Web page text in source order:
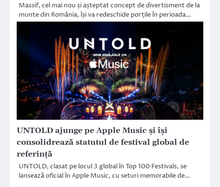
Massif, cel mai nou și așteptat concept de divertisment de la
munte din România, își va redeschide porțile în perioada…
UNTOLD ajunge pe Apple Music și își
consolidrează statutul de festival global de
referință
UNTOLD, clasat pe locul 3 global în Top 100 Festivals, se
lansează oficial în Apple Music, cu seturi memorabile de…